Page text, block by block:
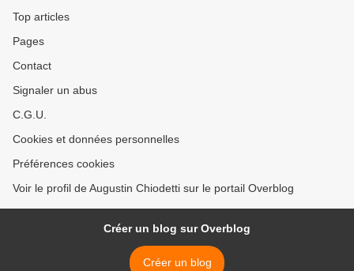
Top articles
Pages
Contact
Signaler un abus
C.G.U.
Cookies et données personnelles
Préférences cookies
Voir le profil de Augustin Chiodetti sur le portail Overblog
Créer un blog sur Overblog
Créer un blog